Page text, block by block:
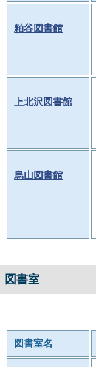
粕谷図書館
上北沢図書館
烏山図書館
図書室
図書室名